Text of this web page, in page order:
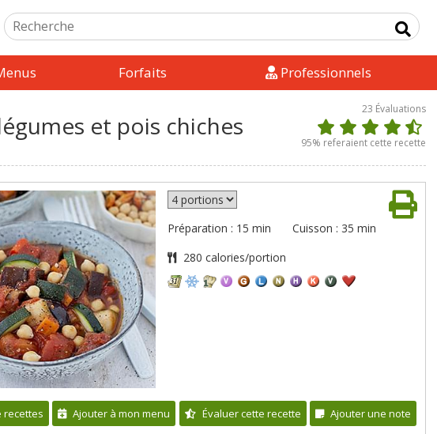
Forfaits Professionnels
et pois chiches
23 Évaluations
95% referaient cette recette
Préparation : 15 min
Cuisson : 35 min
280 calories/portion
recettes Ajouter à mon menu Évaluer cette recette Ajouter une note